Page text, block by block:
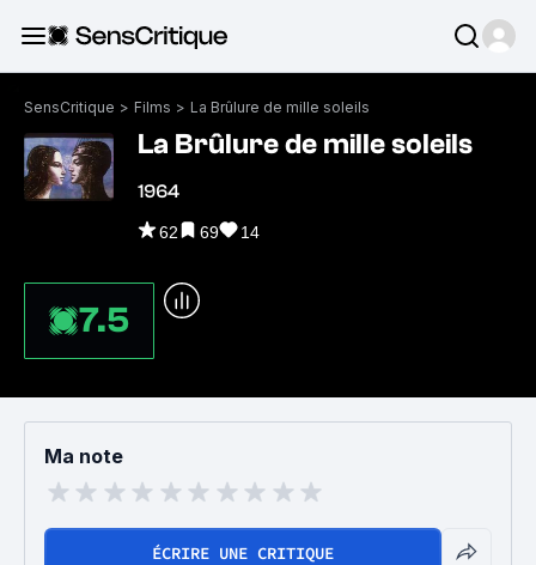
SensCritique > Films > La Brûlure de mille soleils
La Brûlure de mille soleils
1964
62 69 14
7.5
Ma note
ÉCRIRE UNE CRITIQUE